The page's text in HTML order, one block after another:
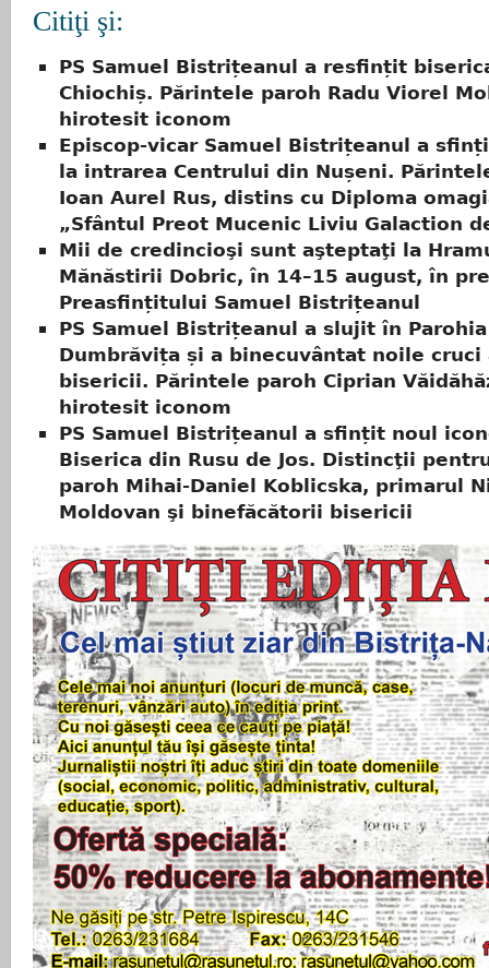
Citiţi şi:
PS Samuel Bistrițeanul a resfințit
Chiochiș. Părintele paroh Radu Viorel
hirotesit iconom
Episcop-vicar Samuel Bistrițeanul a
la intrarea Centrului din Nușeni.
Ioan Aurel Rus, distins cu Diploma
„Sfântul Preot Mucenic Liviu Galaction
Mii de credincioşi sunt aşteptaţi la
Mănăstirii Dobric, în 14–15 august, în
Preasfințitului Samuel Bistrițeanul
PS Samuel Bistrițeanul a slujit în Parohia
Dumbrăvița și a binecuvântat noile cruci
bisericii. Părintele paroh Ciprian
hirotesit iconom
PS Samuel Bistrițeanul a sfințit noul
Biserica din Rusu de Jos. Distincţii
paroh Mihai-Daniel Koblicska, primarul
Moldovan şi binefăcătorii bisericii